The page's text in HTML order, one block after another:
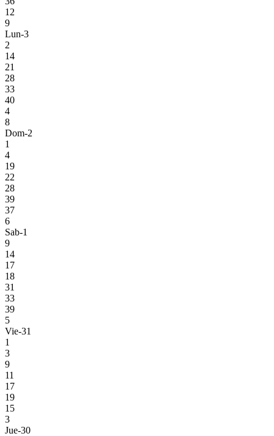
12
9
Lun-3
2
14
21
28
33
40
4
8
Dom-2
1
4
19
22
28
39
37
6
Sab-1
9
14
17
18
31
33
39
5
Vie-31
1
3
9
11
17
19
15
3
Jue-30